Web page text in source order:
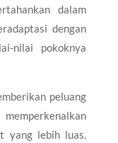
dalam
dengan
nilai pokoknya
peluang
yang lebih luas.